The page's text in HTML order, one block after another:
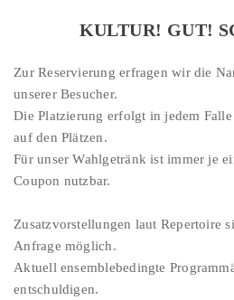
KULTUR! GUT!
Zur Reservierung erfragen wir die
unserer Besucher.
Die Platzierung erfolgt in jedem
auf den Plätzen.
Für unser Wahlgetränk ist immer je
Coupon nutzbar.
Zusatzvorstellungen laut Repertoire
Anfrage möglich.
Aktuell ensemblebedingte
entschuldigen.